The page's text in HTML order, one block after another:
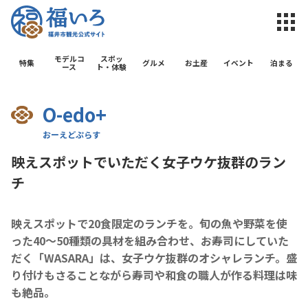
福井市観光
特集
モデルコ
ース
スポッ
ト・体験
グルメ お土産 イベント 泊まる
O-edo+
映えスポットでいただく女子ウケ抜群のラン
チ
映えスポットで20食限定のランチを。旬の魚や野菜を使
った40～50種類の具材を組み合わせ、お寿司にしていた
だく「WASARA」は、女子ウケ抜群のオシャレランチ。盛
り付けもさることながら寿司や和食の職人が作る料理は味
も絶品。